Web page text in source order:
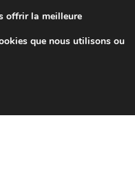
de 7 EUR
de 9 h à 16 h
offrir la meilleure
que nous utilisons ou